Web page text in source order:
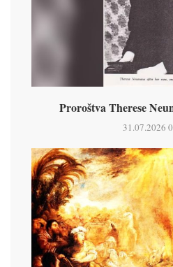
Proroštva Therese
31.07.2026